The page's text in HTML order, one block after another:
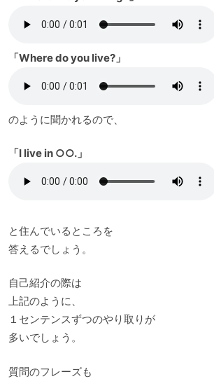
「Where do you live?」
のように聞かれるので、
「I live in ○○.」
と住んでいるところを
答えるでしょう。
自己紹介の際は
上記のように、
１センテンスずつのやり取りが
多いでしょう。
質問のフレーズも